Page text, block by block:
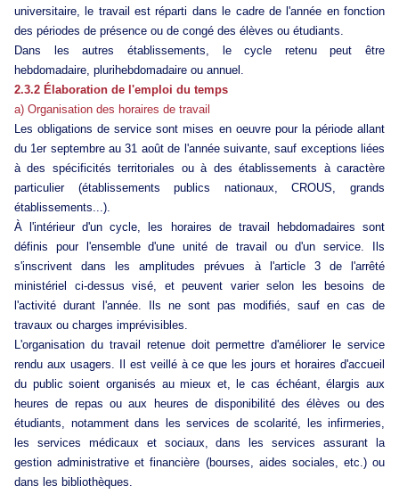
universitaire, le travail est réparti dans le cadre de l'année en fonction
des périodes de présence ou de congé des élèves ou étudiants.
Dans les autres établissements, le cycle retenu peut être
hebdomadaire, plurihebdomadaire ou annuel.
2.3.2 Élaboration de l'emploi du temps
a) Organisation des horaires de travail
Les obligations de service sont mises en oeuvre pour la période allant
du 1er septembre au 31 août de l'année suivante, sauf exceptions liées
à des spécificités territoriales ou à des établissements à caractère
particulier (établissements publics nationaux, CROUS, grands
établissements...).
À l'intérieur d'un cycle, les horaires de travail hebdomadaires sont
définis pour l'ensemble d'une unité de travail ou d'un service. Ils
s'inscrivent dans les amplitudes prévues à l'article 3 de l'arrêté
ministériel ci-dessus visé, et peuvent varier selon les besoins de
l'activité durant l'année. Ils ne sont pas modifiés, sauf en cas de
travaux ou charges imprévisibles.
L'organisation du travail retenue doit permettre d'améliorer le service
rendu aux usagers. Il est veillé à ce que les jours et horaires d'accueil
du public soient organisés au mieux et, le cas échéant, élargis aux
heures de repas ou aux heures de disponibilité des élèves ou des
étudiants, notamment dans les services de scolarité, les infirmeries,
les services médicaux et sociaux, dans les services assurant la
gestion administrative et financière (bourses, aides sociales, etc.) ou
dans les bibliothèques.